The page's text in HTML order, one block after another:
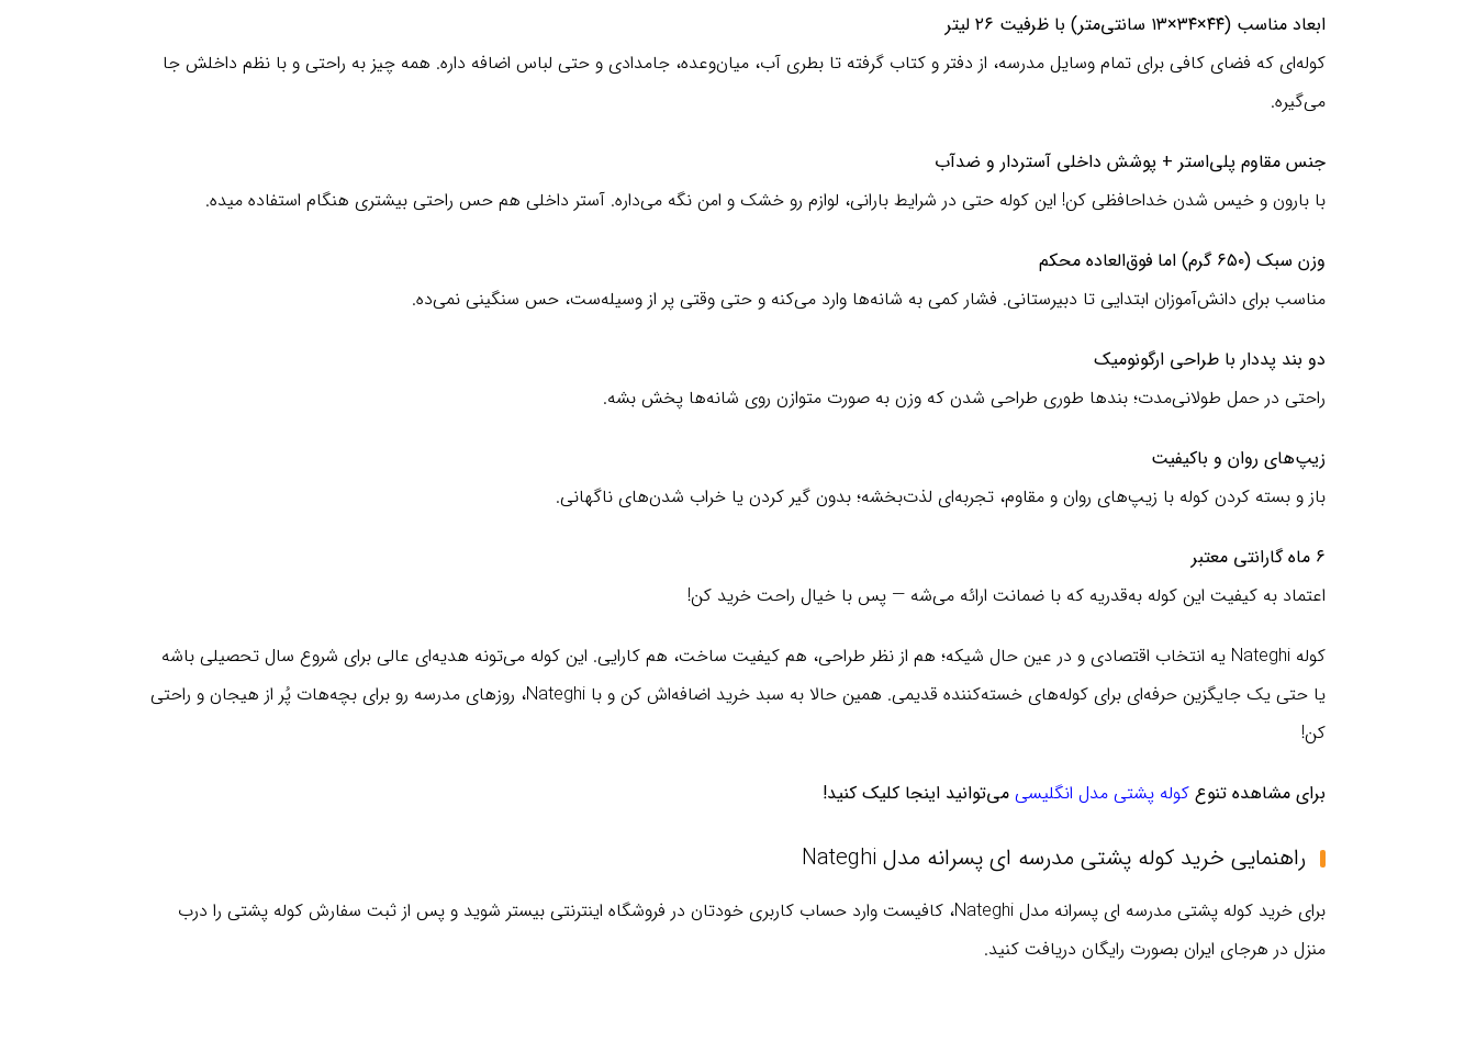
ابعاد مناسب (۴۴×۳۴×۱۳ سانتی‌متر) با ظرفیت ۲۶ لیتر
کوله‌ای که فضای کافی برای تمام وسایل مدرسه، از دفتر و کتاب گرفته تا بطری آب، میان‌وعده، جامدادی و حتی لباس اضافه داره. همه چیز به راحتی و با نظم داخلش جا
می‌گیره.
جنس مقاوم پلی‌استر + پوشش داخلی آستردار و ضدآب
با بارون و خیس شدن خداحافظی کن! این کوله حتی در شرایط بارانی، لوازم رو خشک و امن نگه می‌داره. آستر داخلی هم حس راحتی بیشتری هنگام استفاده میده.
وزن سبک (۶۵۰ گرم) اما فوق‌العاده محکم
مناسب برای دانش‌آموزان ابتدایی تا دبیرستانی. فشار کمی به شانه‌ها وارد می‌کنه و حتی وقتی پر از وسیله‌ست، حس سنگینی نمی‌ده.
دو بند پد‌دار با طراحی ارگونومیک
راحتی در حمل طولانی‌مدت؛ بندها طوری طراحی شدن که وزن به صورت متوازن روی شانه‌ها پخش بشه.
زیپ‌های روان و باکیفیت
باز و بسته کردن کوله با زیپ‌های روان و مقاوم، تجربه‌ای لذت‌بخشه؛ بدون گیر کردن یا خراب شدن‌های ناگهانی.
۶ ماه گارانتی معتبر
اعتماد به کیفیت این کوله به‌قدریه که با ضمانت ارائه می‌شه — پس با خیال راحت خرید کن!
کوله Nateghi یه انتخاب اقتصادی و در عین حال شیکه؛ هم از نظر طراحی، هم کیفیت ساخت، هم کارایی. این کوله می‌تونه هدیه‌ای عالی برای شروع سال تحصیلی باشه
یا حتی یک جایگزین حرفه‌ای برای کوله‌های خسته‌کننده قدیمی. همین حالا به سبد خرید اضافه‌اش کن و با Nateghi، روزهای مدرسه رو برای بچه‌هات پُر از هیجان و راحتی
کن!
برای مشاهده تنوع کوله پشتی مدل انگلیسی می‌توانید اینجا کلیک کنید!
راهنمایی خرید کوله پشتی مدرسه ای پسرانه مدل Nateghi
برای خرید کوله پشتی مدرسه ای پسرانه مدل Nateghi، کافیست وارد حساب کاربری خودتان در فروشگاه اینترنتی بیستر شوید و پس از ثبت سفارش کوله پشتی را درب
منزل در هرجای ایران بصورت رایگان دریافت کنید.